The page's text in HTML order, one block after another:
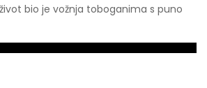
bio je vožnja toboganima s puno